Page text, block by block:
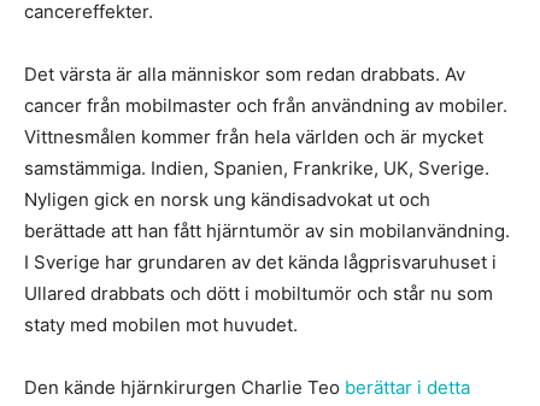
cancereffekter.
Det värsta är alla människor som redan drabbats. Av
cancer från mobilmaster och från användning av mobiler.
Vittnesmålen kommer från hela världen och är mycket
samstämmiga. Indien, Spanien, Frankrike, UK, Sverige.
Nyligen gick en norsk ung kändisadvokat ut och
berättade att han fått hjärntumör av sin mobilanvändning.
I Sverige har grundaren av det kända lågprisvaruhuset i
Ullared drabbats och dött i mobiltumör och står nu som
staty med mobilen mot huvudet.
Den kände hjärnkirurgen Charlie Teo berättar i detta